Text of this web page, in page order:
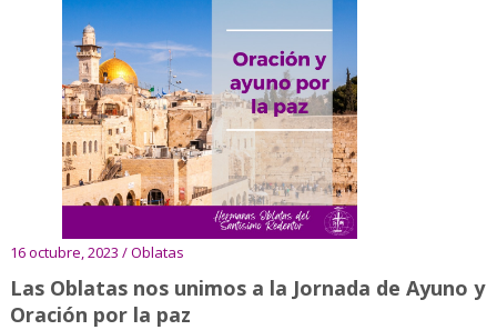
16 octubre, 2023 / Oblatas
Las Oblatas nos unimos a la Jornada de Ayuno y
Oración por la paz